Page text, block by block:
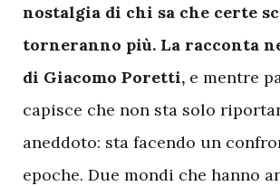
nostalgia di chi sa che certe
torneranno più. La racconta
di Giacomo Poretti, e mentre
capisce che non sta solo
aneddoto: sta facendo un
epoche. Due mondi che hanno